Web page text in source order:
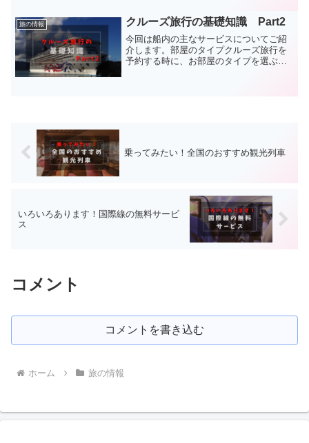
空...
旅の情報 クルーズ旅行の基礎知識 Part2
今回は船内の主なサービスについてご紹
介します。部屋のタイプクルーズ旅行を
予約する時に、お部屋のタイプを選ぶこ
乗ってみたい！全国のおすすめ観光列車
いろいろあります！国際線の無料サービ
ス
コメント
コメントを書き込む
ホーム 旅の情報